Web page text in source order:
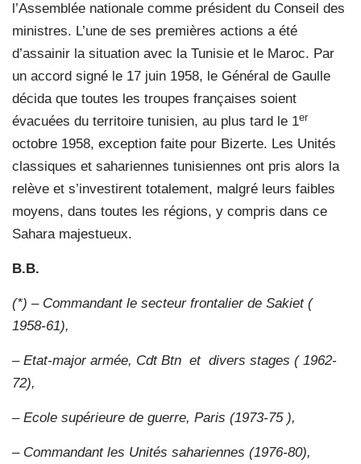
l’Assemblée nationale comme président du Conseil des
ministres. L’une de ses premières actions a été
d’assainir la situation avec la Tunisie et le Maroc. Par
un accord signé le 17 juin 1958, le Général de Gaulle
décida que toutes les troupes françaises soient
évacuées du territoire tunisien, au plus tard le 1er
octobre 1958, exception faite pour Bizerte. Les Unités
classiques et sahariennes tunisiennes ont pris alors la
relève et s’investirent totalement, malgré leurs faibles
moyens, dans toutes les régions, y compris dans ce
Sahara majestueux.
B.B.
(*) – Commandant le secteur frontalier de Sakiet (
1958-61),
– Etat-major armée, Cdt Btn et divers stages ( 1962-
72),
– Ecole supérieure de guerre, Paris (1973-75 ),
– Commandant les Unités sahariennes (1976-80),